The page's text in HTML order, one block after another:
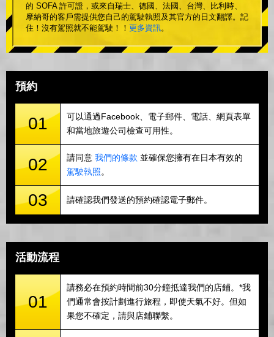
的 SOFA 許可證，或來自瑞士、德國、法國、台灣、比利時、
摩納哥的客戶需提供您自己的駕駛執照及其官方的日文翻譯。記
住！沒有駕照就不能駕駛！！ 更多資訊。
預約
01
可以通過Facebook、電子郵件、電話、網頁表單
和當地旅遊公司檢查可用性。
02 請同意 我們的條款 並確保您擁有在日本有效的
駕駛執照。
03 請確認我們發送的預約確認電子郵件。
活動流程
01
請務必在預約時間前30分鐘抵達我們的店鋪。*我
們通常會按計劃進行旅程，即使天氣不好。但如
果您不確定，請與店鋪聯繫。